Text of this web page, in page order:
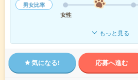
男女比率
女性
もっと見る
気になる! 応募へ進む